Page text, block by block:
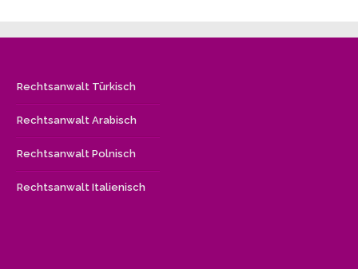
Rechtsanwalt Türkisch
Rechtsanwalt Arabisch
Rechtsanwalt Polnisch
Rechtsanwalt Italienisch